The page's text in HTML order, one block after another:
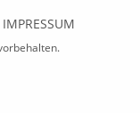
IMPRESSUM